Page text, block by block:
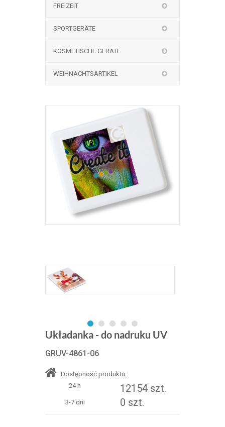
FREIZEIT
SPORTGERÄTE
KOSMETISCHE GERÄTE
WEIHNACHTSARTIKEL
Układanka - do nadruku UV
GRUV-4861-06
Dostępność produktu:
24 h
12154 szt.
3-7 dni 0 szt.